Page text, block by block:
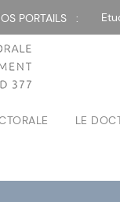
PORTAILS :
LE